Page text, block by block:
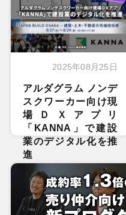
2025年08月25日
アルダグラム ノンデ
スクワーカー向け現
場ＤＸアプリ
「KANNA」で建設
業のデジタル化を推
進